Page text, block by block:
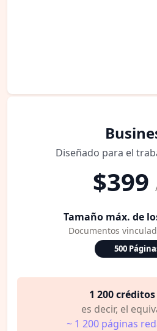
Diseñado para el
$399
Tamaño máx. de
Documentos
500
1 200
es decir, el
~ 1 200 páginas